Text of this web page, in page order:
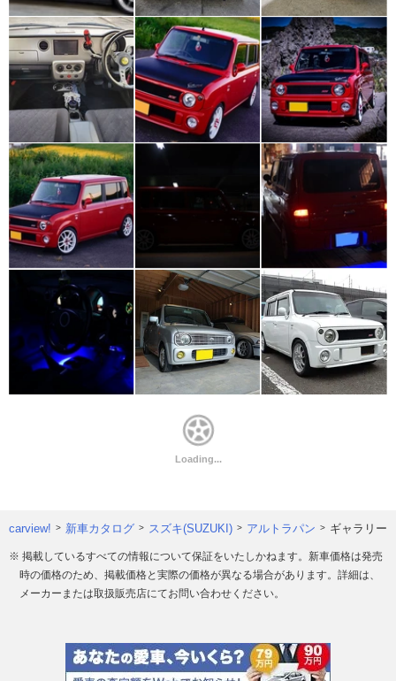
carview! 新車カタログ スズキ(SUZUKI) アルトラパン ギャラリー
※ 掲載しているすべての情報について保証をいたしかねます。新車価格は発売
時の価格のため、掲載価格と実際の価格が異なる場合があります。詳細は、
メーカーまたは取扱販売店にてお問い合わせください。